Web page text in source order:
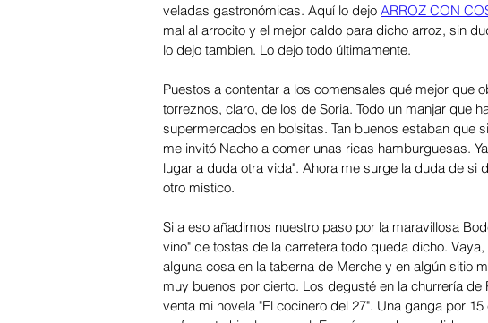
veladas gastronómicas. Aquí lo dejo ARROZ CON
mal al arrocito y el mejor caldo para dicho arroz, sin
lo dejo tambien. Lo dejo todo últimamente.
Puestos a contentar a los comensales qué mejor que
torreznos, claro, de los de Soria. Todo un manjar que
supermercados en bolsitas. Tan buenos estaban que
me invitó Nacho a comer unas ricas hamburguesas.
lugar a duda otra vida". Ahora me surge la duda de si
otro místico.
Si a eso añadimos nuestro paso por la maravillosa
vino" de tostas de la carretera todo queda dicho.
alguna cosa en la taberna de Merche y en algún sitio
muy buenos por cierto. Los degusté en la churrería de
venta mi novela "El cocinero del 27". Una ganga por 15